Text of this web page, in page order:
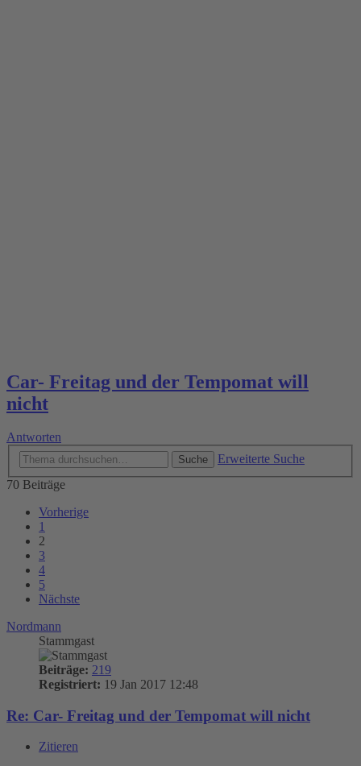
Car- Freitag und der Tempomat will
nicht
Antworten
Suche
Erweiterte Suche
70 Beiträge
Vorherige
1
2
3
4
5
Nächste
Nordmann
Stammgast
Beiträge: 219
Registriert: 19 Jan 2017 12:48
Re: Car- Freitag und der Tempomat will nicht
Zitieren